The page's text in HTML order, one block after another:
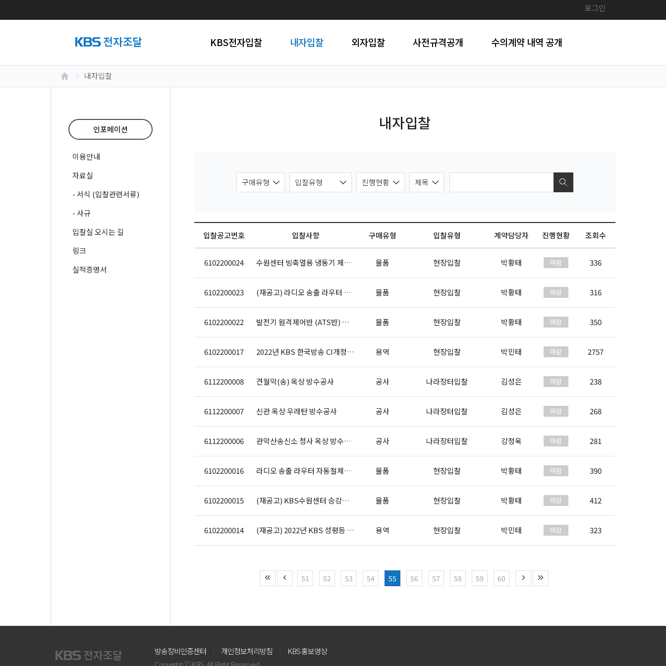
로그인
KBS전자입찰 내자입찰 외자입찰 사전규격공개 수의계약 내역 공개
내자입찰
인포메이션
이용안내
자료실
- 서식 (입찰관련서류)
- 사규
입찰실 오시는 길
링크
실적증명서
내자입찰
입찰공고번호 입찰사항 구매유형 입찰유형 계약담당자 진행현황 조회수
6102200024 수원센터 빙축열용 냉동기 제조 구매, .. 물품 현장입찰 박황태 336
6102200023 (재공고) 라디오 송출 라우터 자동절체.. 물품 현장입찰 박황태 316
6102200022 발전기 원격제어반 (ATS반) 등 11.. 물품 현장입찰 박황태 350
6102200017 2022년 KBS 한국방송 CI개정 사.. 용역 현장입찰 박민태 2757
6112200008 견월악(송) 옥상 방수공사 공사 나라장터입찰 김성은 238
6112200007 신관 옥상 우레탄 방수공사 공사 나라장터입찰 김성은 268
6112200006 관악산송신소 청사 옥상 방수공사 공사 나라장터입찰 강정욱 281
6102200016 라디오 송출 라우터 자동절체장비 구매 물품 현장입찰 박황태 390
6102200015 (재공고) KBS수원센터 승강기(승객용.. 물품 현장입찰 박황태 412
6102200014 (재공고) 2022년 KBS 성평등 실.. 용역 현장입찰 박민태 323
51 52 53 54 55 56 57 58 59 60
방송장비인증센터 개인정보처리방침
KBS 홍보영상